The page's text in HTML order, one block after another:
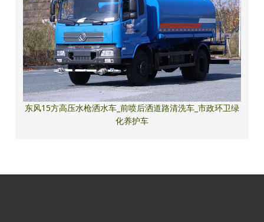
东风15方高压水枪洒水车_前喷后洒道路清洗车_市政环卫绿
化养护车